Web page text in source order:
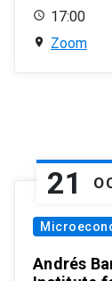
17:00
Zoom
21
Andrés